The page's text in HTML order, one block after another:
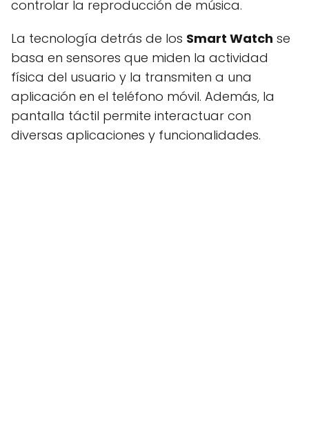
controlar la reproducción de música.
La tecnología detrás de los Smart Watch se
basa en sensores que miden la actividad
física del usuario y la transmiten a una
aplicación en el teléfono móvil. Además, la
pantalla táctil permite interactuar con
diversas aplicaciones y funcionalidades.